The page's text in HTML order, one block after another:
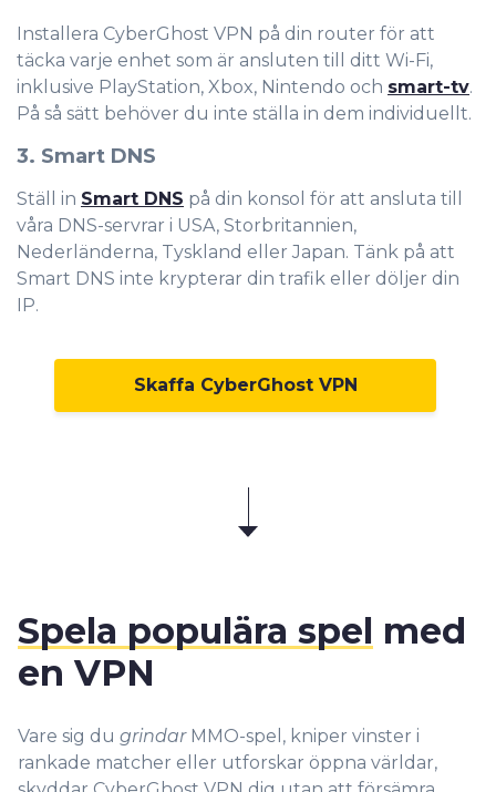
Installera CyberGhost VPN på din router för att
täcka varje enhet som är ansluten till ditt Wi-Fi,
inklusive PlayStation, Xbox, Nintendo och smart-tv.
På så sätt behöver du inte ställa in dem individuellt.
3. Smart DNS
Ställ in Smart DNS på din konsol för att ansluta till
våra DNS-servrar i USA, Storbritannien,
Nederländerna, Tyskland eller Japan. Tänk på att
Smart DNS inte krypterar din trafik eller döljer din
IP.
Skaffa CyberGhost VPN
Spela populära spel med
en VPN
Vare sig du grindarMMO-spel, kniper vinster i
rankade matcher eller utforskar öppna världar,